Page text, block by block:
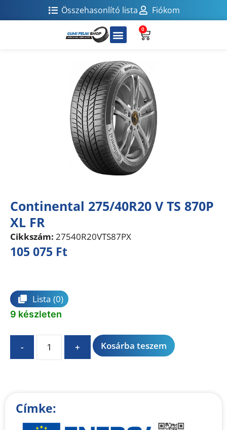
Összehasonlító lista Fiókom
0
Continental 275/40R20 V TS 870P
XL FR
Cikkszám: 27540R20VTS87PX
105 075 Ft
Lista (0)
9 készleten
- + Kosárba teszem
Címke: